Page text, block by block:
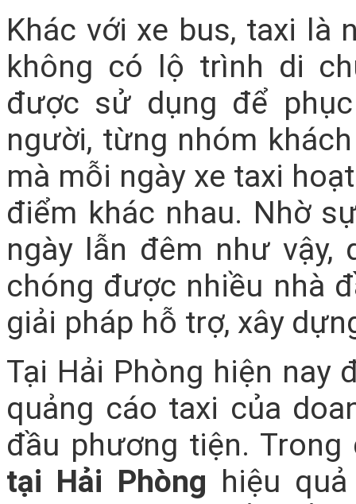
Khác với xe bus, taxi là
không có lộ trình di
được sử dụng để
người, từng nhóm
mà mỗi ngày xe taxi
điểm khác nhau. Nhờ
ngày lẫn đêm như vậy,
chóng được nhiều nhà
giải pháp hỗ trợ, xây
Tại Hải Phòng hiện nay
quảng cáo taxi của
đầu phương tiện.
tại Hải Phòng hiệu